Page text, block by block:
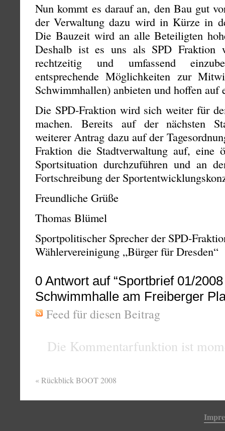
Nun kommt es darauf an, den Bau gut
der Verwaltung dazu wird in Kürze in
Die Bauzeit wird an alle Beteiligten
Deshalb ist es uns als SPD Fraktion
rechtzeitig und umfassend
entsprechende Möglichkeiten zur
Schwimmhallen) anbieten und hoffen auf
Die SPD-Fraktion wird sich weiter für
machen. Bereits auf der nächsten
weiterer Antrag dazu auf der
Fraktion die Stadtverwaltung auf, eine
Sportsituation durchzuführen und an
Fortschreibung der
Freundliche Grüße
Thomas Blümel
Sportpolitischer Sprecher der SPD-
Wählervereinigung „Bürger für Dresden“
0 Antwort auf “Sportbrief 01/
Schwimmhalle am Freiberger
Feed für diesen Beitrag
Die Kommentarfunktion ist
«Rückblick BOOT 2008